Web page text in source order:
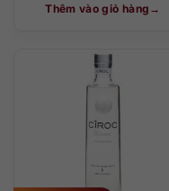
Thêm vào giỏ hàng